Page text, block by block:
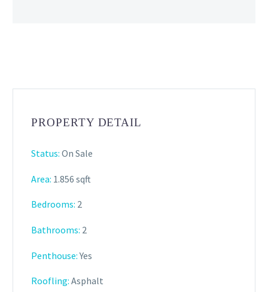
PROPERTY DETAIL
Status: On Sale
Area: 1.856 sqft
Bedrooms: 2
Bathrooms: 2
Penthouse:Yes
Roofling: Asphalt